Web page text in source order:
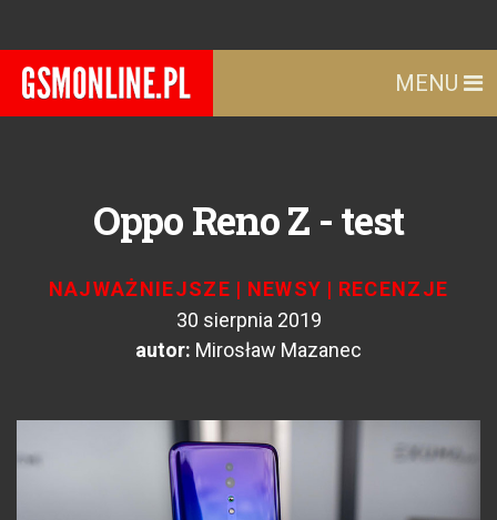
MENU
Oppo Reno Z - test
NAJWAŻNIEJSZE | NEWSY | RECENZJE
30 sierpnia 2019
autor: Mirosław Mazanec